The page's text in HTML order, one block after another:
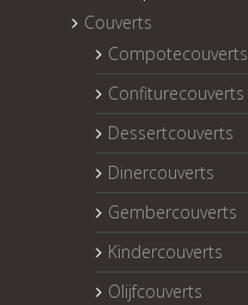
Couverts
Compotecouverts
Confiturecouverts
Dessertcouverts
Dinercouverts
Gembercouverts
Kindercouverts
Olijfcouverts